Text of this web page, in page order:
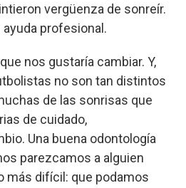
vergüenza de sonreír.
profesional.
nos gustaría cambiar. Y,
no son tan distintos
de las sonrisas que
de cuidado,
Una buena odontología
parezcamos a alguien
más difícil: que podamos